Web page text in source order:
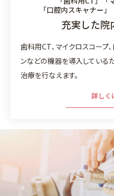
「口腔内スキャナー
充実した院
歯科用CT、マイクロスコープ
ンなどの機器を導入している
治療を行なえます。
詳しく